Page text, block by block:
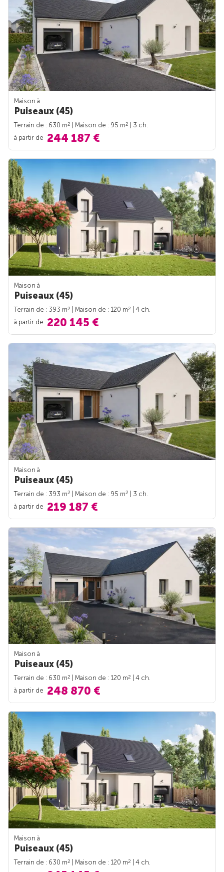
Maison à
Puiseaux (45)
Terrain de : 630 m2 | Maison de : 95 m2
| 3 ch.
à partir de 244 187 €
Maison à
Puiseaux (45)
Terrain de : 393 m2 | Maison de : 120 m2
| 4 ch.
à partir de 220 145 €
Maison à
Puiseaux (45)
Terrain de : 393 m2 | Maison de : 95 m2
| 3 ch.
à partir de 219 187 €
Maison à
Puiseaux (45)
Terrain de : 630 m2 | Maison de : 120 m2
| 4 ch.
à partir de 248 870 €
Maison à
Puiseaux (45)
Terrain de : 630 m2 | Maison de : 120 m2
| 4 ch.